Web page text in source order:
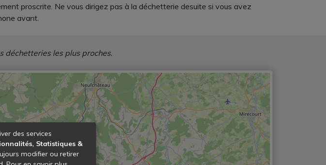
proscrite. Ne vous dirigez pas à la déchetterie desuite si vous avez
avant.
déchetteries les plus proches.
des services
Statistiques &
modifier ou retirer